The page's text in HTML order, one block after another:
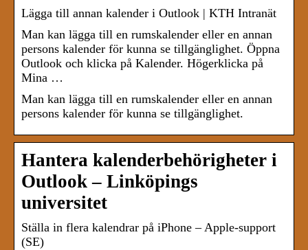
Lägga till annan kalender i Outlook | KTH Intranät
Man kan lägga till en rumskalender eller en annan
persons kalender för kunna se tillgänglighet. Öppna
Outlook och klicka på Kalender. Högerklicka på
Mina …
Man kan lägga till en rumskalender eller en annan
persons kalender för kunna se tillgänglighet.
Hantera kalenderbehörigheter i
Outlook – Linköpings
universitet
Ställa in flera kalendrar på iPhone – Apple-support
(SE)